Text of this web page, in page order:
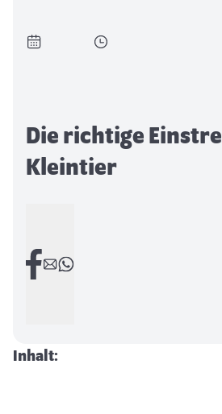
Die richtige
Kleintier
Inhalt: